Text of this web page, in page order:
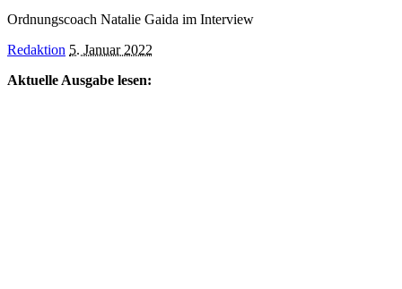
Ordnungscoach Natalie Gaida im Interview
Posted
Redaktion 5. Januar 2022
Aktuelle Ausgabe lesen: